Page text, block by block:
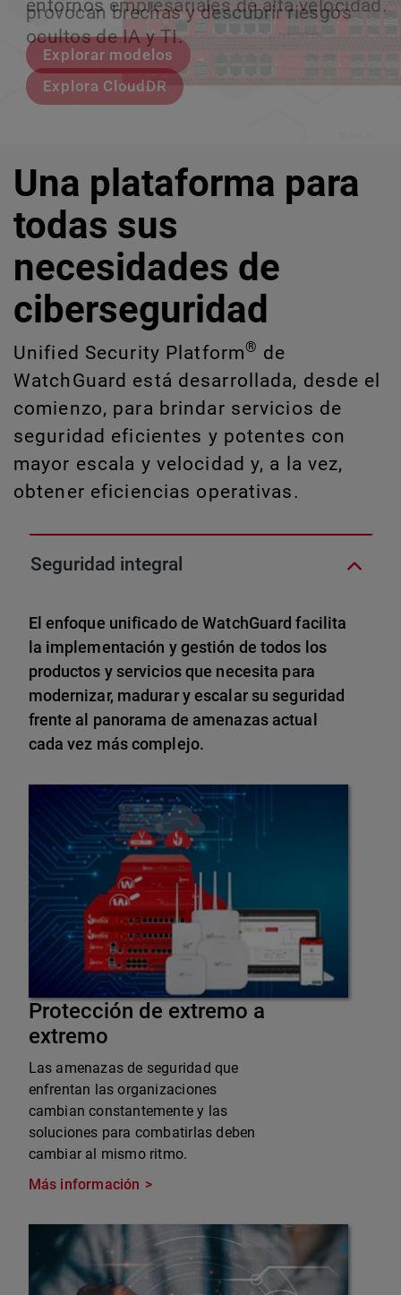
entornos empresariales de alta velocidad.
Explorar modelos
provocan brechas y descubrir riesgos
ocultos de IA y TI.
Explora CloudDR
escalar sin perder ningún pas
Conozcan a Rai
crecimiento escalable.
Conozca WatchGuard EDR
Una plataforma para
todas sus
necesidades de
ciberseguridad
Unified Security Platform® de
WatchGuard está desarrollada, desde el
comienzo, para brindar servicios de
seguridad eficientes y potentes con
mayor escala y velocidad y, a la vez,
obtener eficiencias operativas.
Seguridad integral
El enfoque unificado de WatchGuard facilita
la implementación y gestión de todos los
productos y servicios que necesita para
modernizar, madurar y escalar su seguridad
frente al panorama de amenazas actual
cada vez más complejo.
Protección de extremo a
extremo
Las amenazas de seguridad que
enfrentan las organizaciones
cambian constantemente y las
soluciones para combatirlas deben
cambiar al mismo ritmo.
Más información